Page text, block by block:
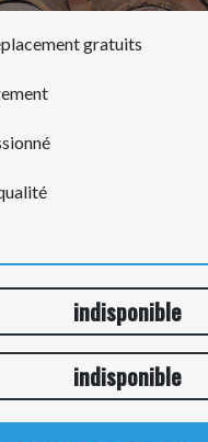
gratuits
indisponible
indisponible